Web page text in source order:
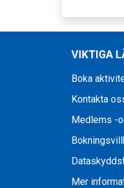
VIKTIGA
Boka
Kontakta
Medlems -
Mer